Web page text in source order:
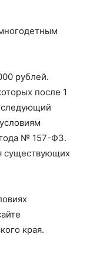
рублей.
после 1
№ 157-ФЗ.
существующих
края.